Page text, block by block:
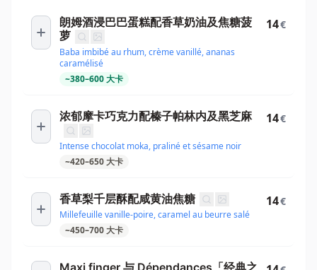
朗姆酒浸巴巴蛋糕配香草奶油及焦糖菠
萝
Baba imbibé au rhum, crème vanillé, ananas
caramélisé
~380–600大卡
14€
浓郁摩卡巧克力配榛子帕林内及黑芝麻
Intense chocolat moka, praliné et sésame noir
~420–650大卡
14€
香草梨千层酥配咸黄油焦糖
Millefeuille vanille-poire, caramel au beurre salé
~450–700大卡
14€